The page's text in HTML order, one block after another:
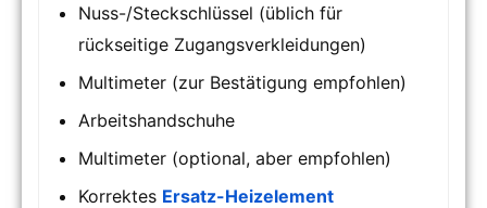
Nuss-/Steckschlüssel (üblich für
rückseitige Zugangsverkleidungen)
Multimeter (zur Bestätigung empfohlen)
Arbeitshandschuhe
Multimeter (optional, aber empfohlen)
Korrektes Ersatz-Heizelement